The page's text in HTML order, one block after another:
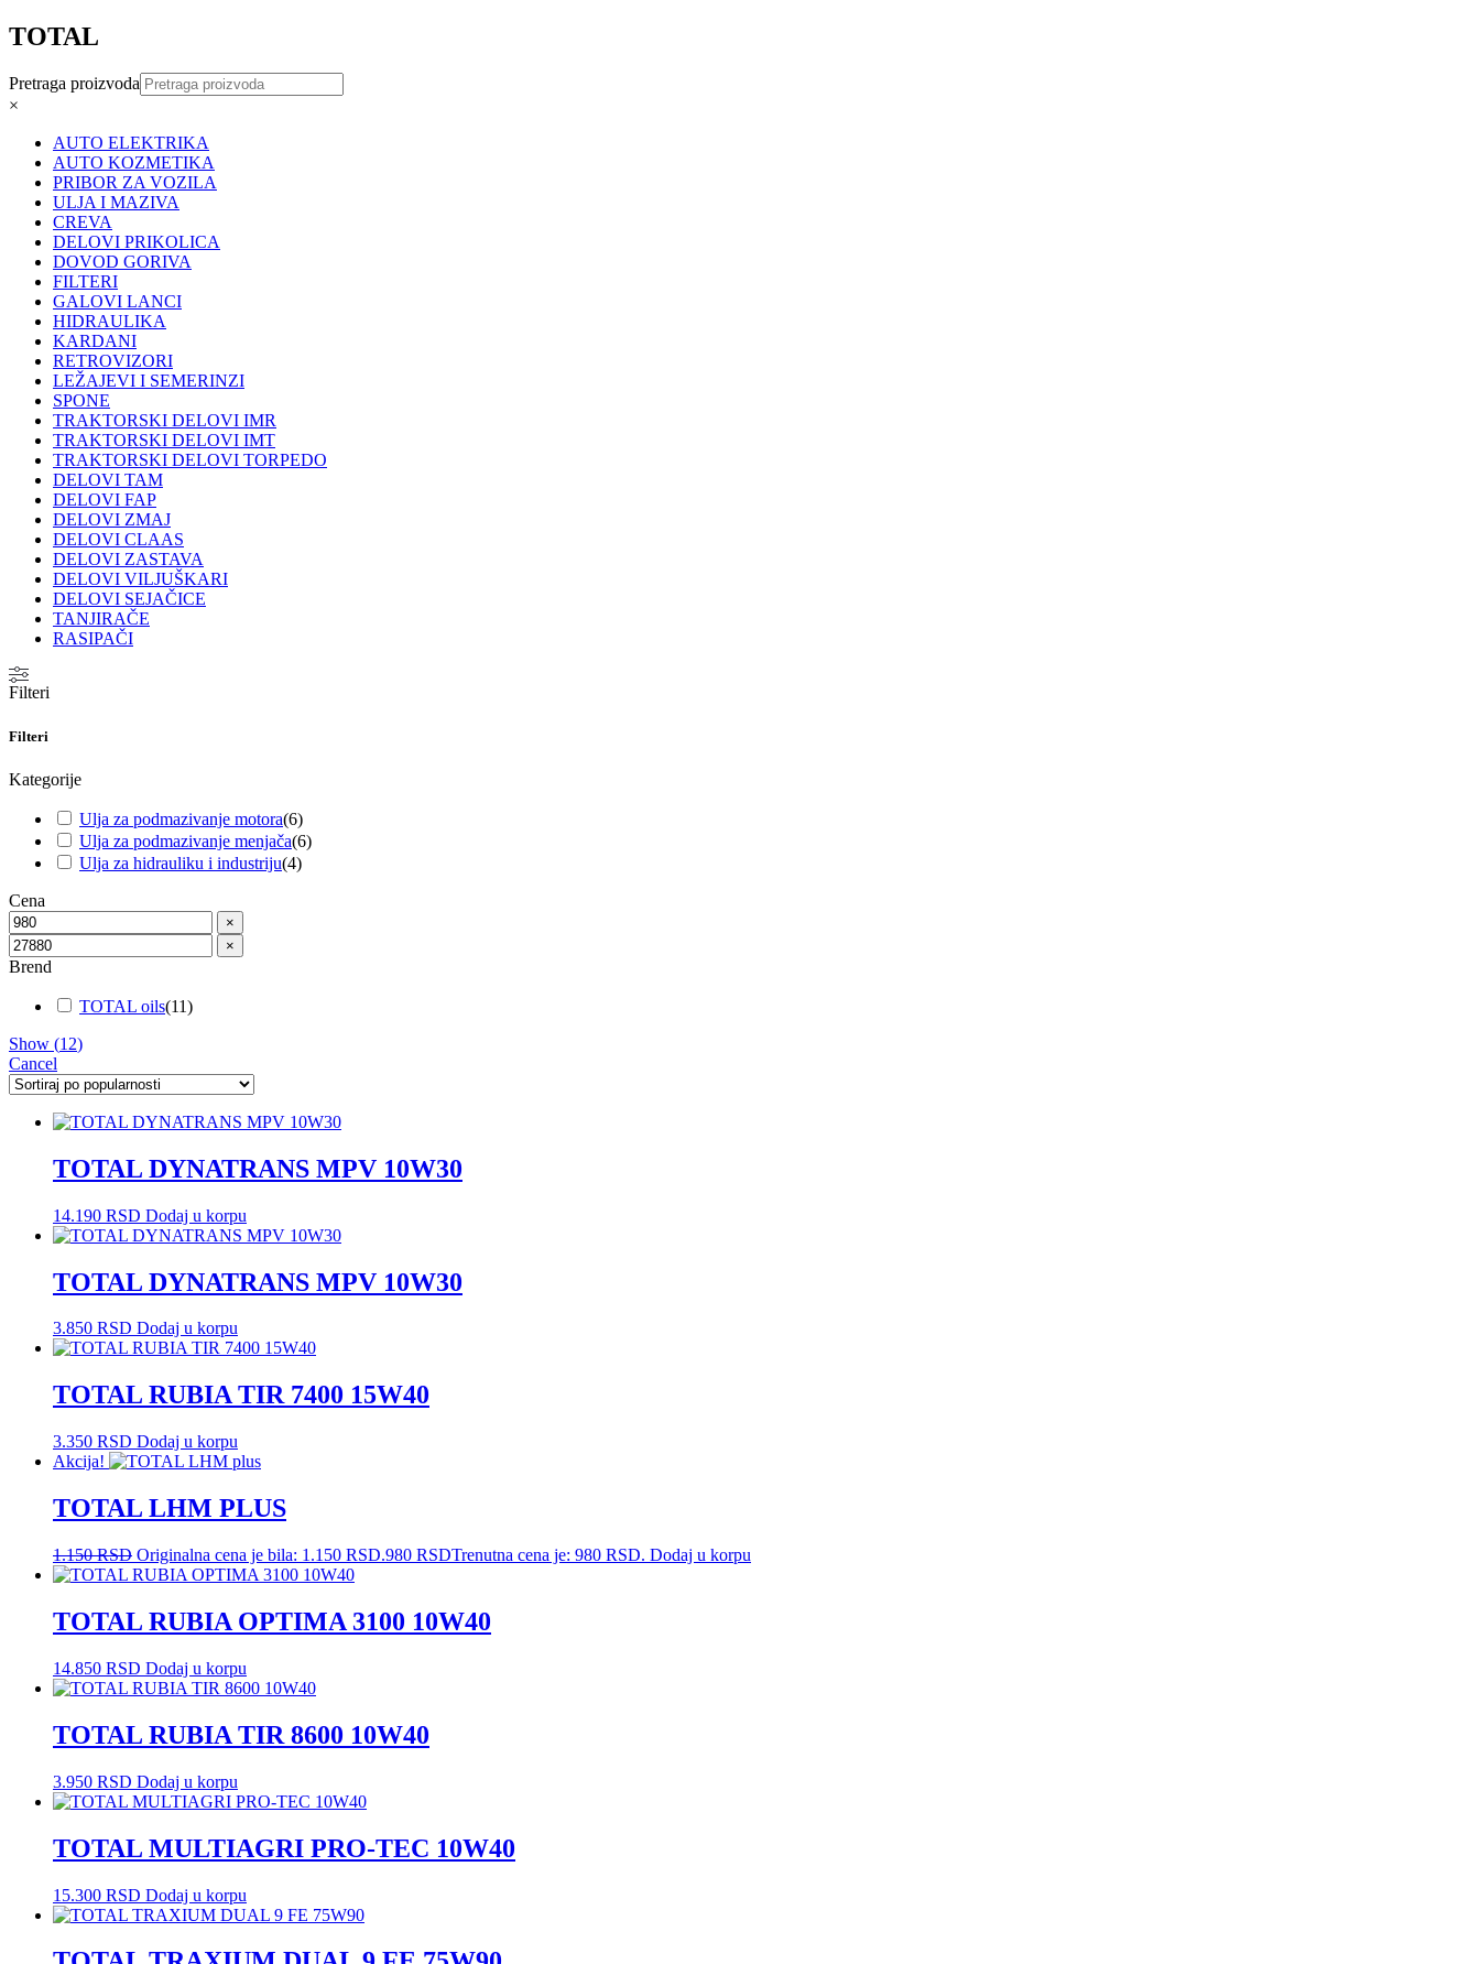
TOTAL
Pretraga proizvoda
×
AUTO ELEKTRIKA
AUTO KOZMETIKA
PRIBOR ZA VOZILA
ULJA I MAZIVA
CREVA
DELOVI PRIKOLICA
DOVOD GORIVA
FILTERI
GALOVI LANCI
HIDRAULIKA
KARDANI
RETROVIZORI
LEŽAJEVI I SEMERINZI
SPONE
TRAKTORSKI DELOVI IMR
TRAKTORSKI DELOVI IMT
TRAKTORSKI DELOVI TORPEDO
DELOVI TAM
DELOVI FAP
DELOVI ZMAJ
DELOVI CLAAS
DELOVI ZASTAVA
DELOVI VILJUŠKARI
DELOVI SEJAČICE
TANJIRAČE
RASIPAČI
Filteri
Filteri
Kategorije
Ulja za podmazivanje motora(6)
Ulja za podmazivanje menjača(6)
Ulja za hidrauliku i industriju(4)
Cena
×
×
Brend
TOTAL oils(11)
Show (12)
Cancel
TOTAL DYNATRANS MPV 10W30
14.190 RSD Dodaj u korpu
TOTAL DYNATRANS MPV 10W30
3.850 RSD Dodaj u korpu
TOTAL RUBIA TIR 7400 15W40
3.350 RSD Dodaj u korpu
Akcija!
TOTAL LHM PLUS
1.150RSD Originalna cena je bila: 1.150 RSD.980 RSDTrenutna cena je: 980 RSD. Dodaj u korpu
TOTAL RUBIA OPTIMA 3100 10W40
14.850 RSD Dodaj u korpu
TOTAL RUBIA TIR 8600 10W40
3.950 RSD Dodaj u korpu
TOTAL MULTIAGRI PRO-TEC 10W40
15.300 RSD Dodaj u korpu